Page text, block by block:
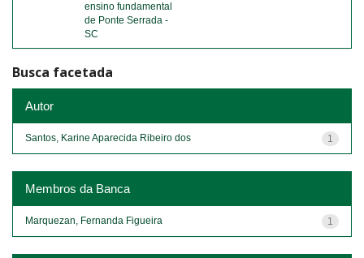
ensino fundamental
de Ponte Serrada -
SC
Busca facetada
Autor
1
Santos, Karine Aparecida Ribeiro dos
Membros da Banca
1
Marquezan, Fernanda Figueira